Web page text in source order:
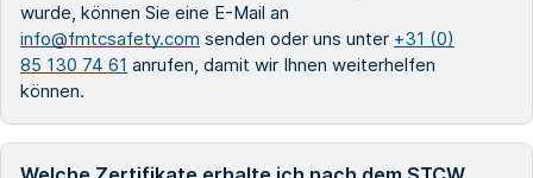
wurde, können Sie eine E-Mail an
info@fmtcsafety.com senden oder uns unter +31 (0)
85 130 74 61 anrufen, damit wir Ihnen weiterhelfen
können.